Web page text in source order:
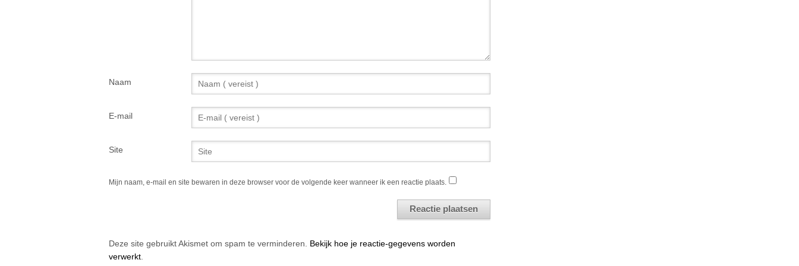
Naam
E-mail
Site
Mijn naam, e-mail en site bewaren in deze browser voor de volgende keer wanneer ik een reactie plaats.
Alternative:
Deze site gebruikt Akismet om spam te verminderen. Bekijk hoe je reactie-gegevens worden
verwerkt